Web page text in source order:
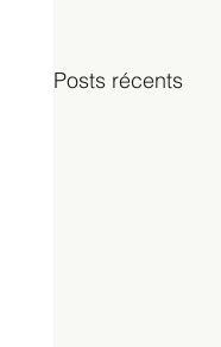
Posts récents